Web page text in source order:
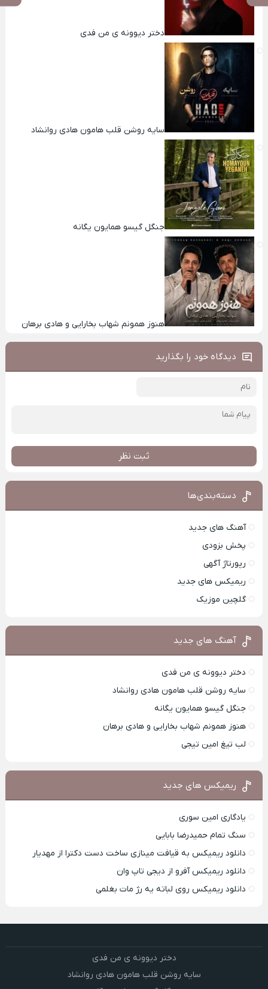
دختر دیوونه ی من فدی
سایه روشن قلب هامون هادی روانشاد
جنگل گیسو همایون یگانه
هنوز همونم شهاب بخارایی و هادی برهان
دیدگاه خود را بگذارید
ثبت نظر
دسته‌بندی‌ها
آهنگ های جدید
پخش بزودی
رپورتاژ آگهی
ریمیکس های جدید
گلچین موزیک
آهنگ های جدید
دختر دیوونه ی من فدی
سایه روشن قلب هامون هادی روانشاد
جنگل گیسو همایون یگانه
هنوز همونم شهاب بخارایی و هادی برهان
لب تیغ امین تیجی
ریمیکس های جدید
یادگاری امین سوری
سنگ تمام حمیدرضا بابایی
دانلود ریمیکس به قیافت مینازی ساخت دست دکترا از مهدیار
دانلود ریمیکس آفرو از ديجی تاپ وان
دانلود ریمیکس روی لباته یه رژ مات بغلمی
دختر دیوونه ی من فدی
سایه روشن قلب هامون هادی روانشاد